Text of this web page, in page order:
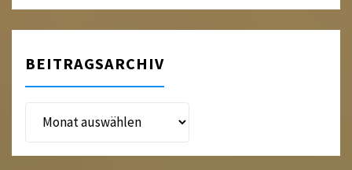
BEITRAGSARCHIV
Beitragsarchiv